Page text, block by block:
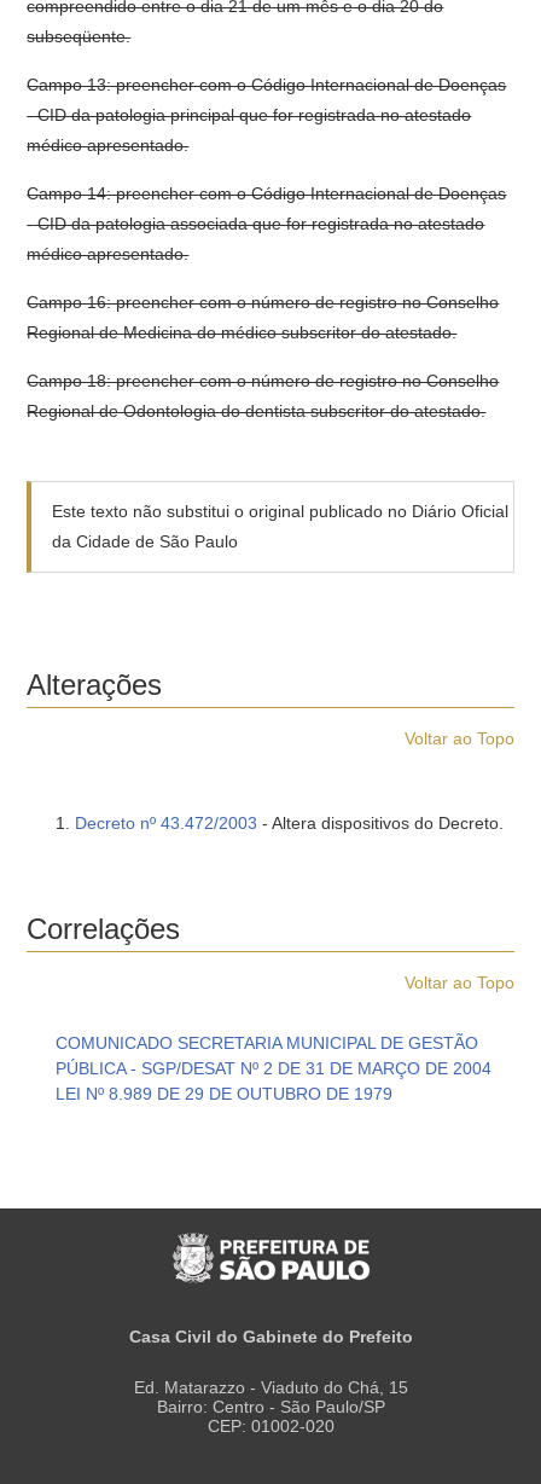
compreendido entre o dia 21 de um mês e o dia 20 do
subseqüente.
Campo 13: preencher com o Código Internacional de Doenças
- CID da patologia principal que for registrada no atestado
médico apresentado.
Campo 14: preencher com o Código Internacional de Doenças
- CID da patologia associada que for registrada no atestado
médico apresentado.
Campo 16: preencher com o número de registro no Conselho
Regional de Medicina do médico subscritor do atestado.
Campo 18: preencher com o número de registro no Conselho
Regional de Odontologia do dentista subscritor do atestado.
Este texto não substitui o original publicado no Diário Oficial
da Cidade de São Paulo
Alterações
Voltar ao Topo
Decreto nº 43.472/2003 - Altera dispositivos do Decreto.
Correlações
Voltar ao Topo
COMUNICADO SECRETARIA MUNICIPAL DE GESTÃO
PÚBLICA - SGP/DESAT Nº 2 DE 31 DE MARÇO DE 2004
LEI Nº 8.989 DE 29 DE OUTUBRO DE 1979
Casa Civil do Gabinete do Prefeito
Ed. Matarazzo - Viaduto do Chá, 15
Bairro: Centro - São Paulo/SP
CEP: 01002-020